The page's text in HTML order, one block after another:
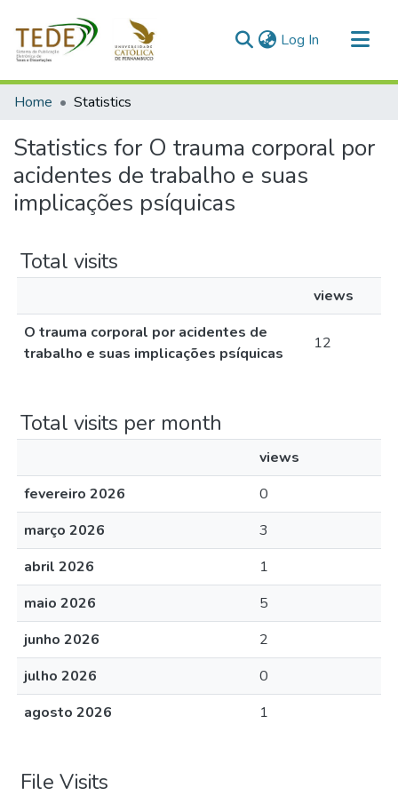
Log In (current)
Communities & Collections
Home Statistics
Statistics for O trauma corporal por
acidentes de trabalho e suas
implicações psíquicas
Total visits
views
O trauma corporal por acidentes de
trabalho e suas implicações psíquicas
12
Total visits per month
views
fevereiro 2026
0
março 2026
3
abril 2026
1
maio 2026
5
junho 2026
2
julho 2026
0
agosto 2026
1
File Visits